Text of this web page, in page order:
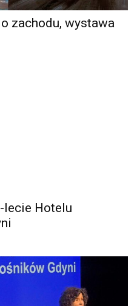
zachodu, wystawa
lecie Hotelu